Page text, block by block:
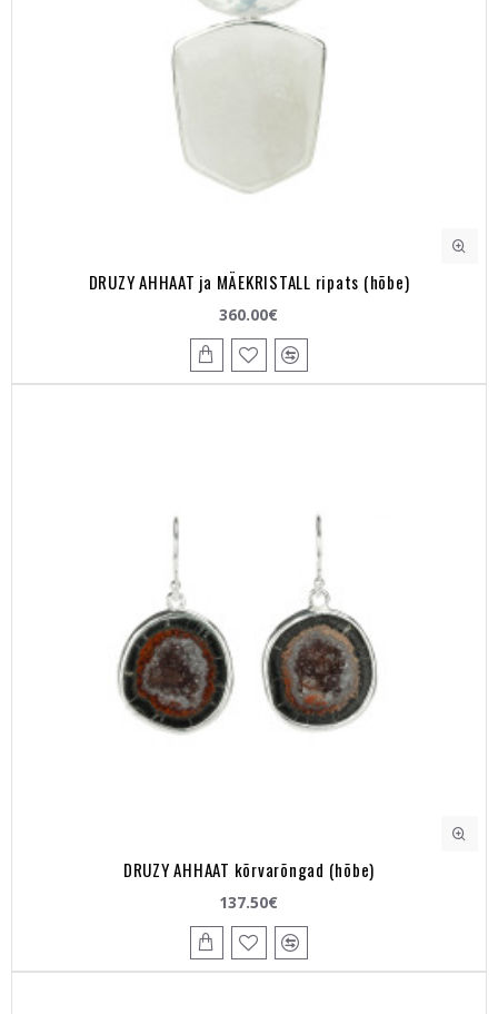
DRUZY AHHAAT ja MÄEKRISTALL ripats (hõbe)
360.00€
DRUZY AHHAAT kõrvarõngad (hõbe)
137.50€